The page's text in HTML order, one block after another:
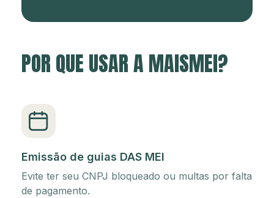
POR QUE USAR A MAISMEI?
Emissão de guias DAS MEI
Evite ter seu CNPJ bloqueado ou multas por falta
de pagamento.